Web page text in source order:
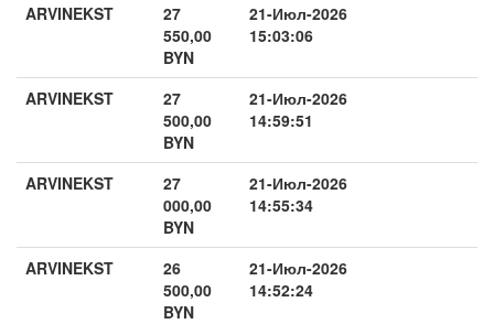
ARVINEKST
27
550,00
BYN
21-Июл-2026
15:03:06
ARVINEKST
27
500,00
BYN
21-Июл-2026
14:59:51
ARVINEKST
27
000,00
BYN
21-Июл-2026
14:55:34
ARVINEKST
26
500,00
BYN
21-Июл-2026
14:52:24